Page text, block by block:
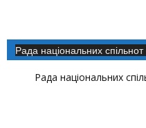
Рада національних спільнот
Рада національних